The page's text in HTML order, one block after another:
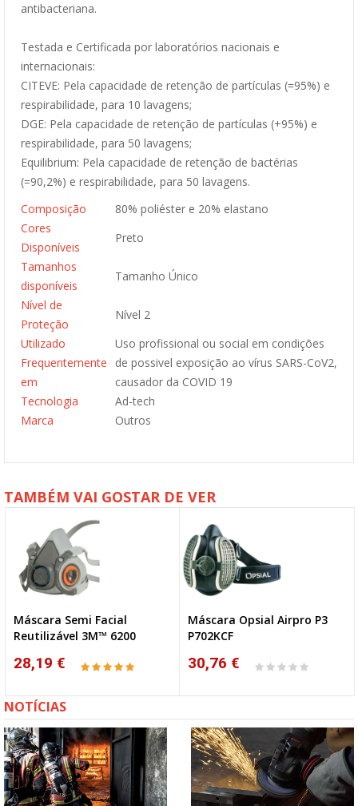
antibacteriana.
Testada e Certificada por laboratórios nacionais e
internacionais:
CITEVE: Pela capacidade de retenção de partículas (=95%) e
respirabilidade, para 10 lavagens;
DGE: Pela capacidade de retenção de partículas (+95%) e
respirabilidade, para 50 lavagens;
Equilibrium: Pela capacidade de retenção de bactérias
(=90,2%) e respirabilidade, para 50 lavagens.
Composição
80% poliéster e 20% elastano
Cores
Disponíveis
Preto
Tamanhos
disponíveis
Tamanho Único
Nível de
Proteção
Nível 2
Utilizado
Frequentemente
em
Uso profissional ou social em condições
de possivel exposição ao vírus SARS-CoV2,
causador da COVID 19
Tecnologia
Ad-tech
Marca
Outros
TAMBÉM VAI GOSTAR DE VER
Máscara Semi Facial
Reutilizável 3M™ 6200
28,19 €
Máscara Opsial Airpro P3
P702KCF
30,76 €
NOTÍCIAS